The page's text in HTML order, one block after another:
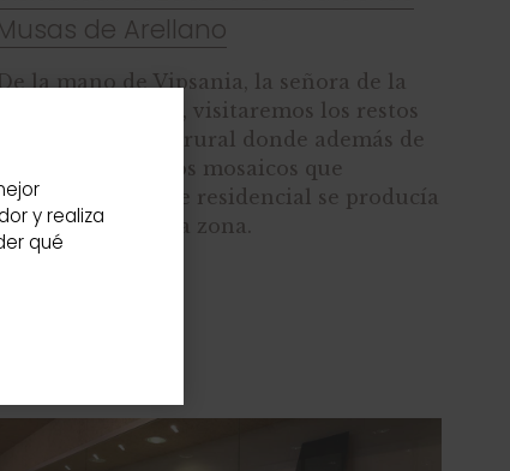
de Arellano
la mano de Vipsania, la señora de la
Villa de las Musas, visitaremos los restos
de esta gran finca rural donde además de
albergar los lujosos mosaicos que
la parte residencial se producía
mejor vino de la zona.
y realiza
qué